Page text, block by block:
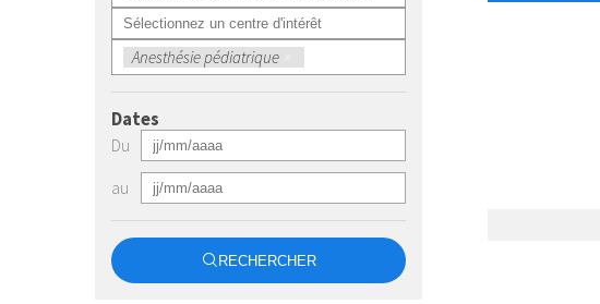
Anesthésie pédiatrique ×
Dates
Du
au
RECHERCHER